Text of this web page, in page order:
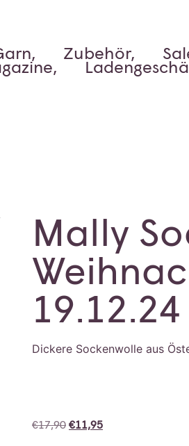
Zubehör,
Mally
19.12.24
Dickere Sockenwolle aus
€17,90 €11,95